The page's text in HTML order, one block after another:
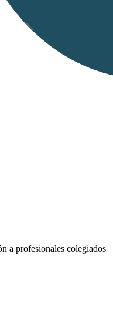
a profesionales colegiados